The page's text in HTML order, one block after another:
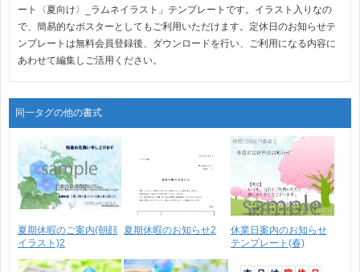
ート〈夏向け〉_ラムネイラスト」テンプレートです。イラスト入りなの
で、簡易的なポスターとしてもご利用いただけます。定休日のお知らせテ
ンプレートは無料会員登録後、ダウンロードを行い、ご利用になる内容に
あわせて編集しご活用ください。
同一タグの他の書式
夏期休暇のご案内(朝顔
イラスト)2
夏期休暇のお知らせ2
休業日案内のお知らせ
テンプレート(春)